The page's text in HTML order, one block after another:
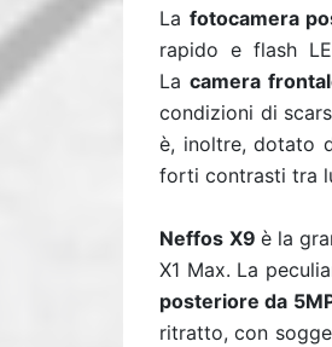
La fotocamera
rapido e flash
La camera
condizioni di
è, inoltre, dotato
forti contrasti tra
Neffos X9è la
X1 Max. La
posteriore da
ritratto, con